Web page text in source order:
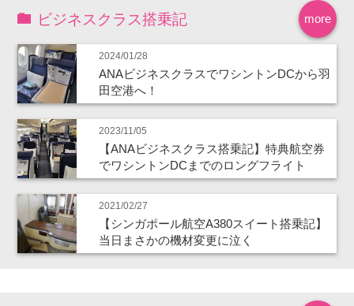
more
ビジネスクラス搭乗記
2024/01/28
ANAビジネスクラスでワシントンDCから羽
田空港へ！
2023/11/05
【ANAビジネスクラス搭乗記】特典航空券
でワシントンDCまでのロングフライト
2021/02/27
【シンガポール航空A380スイート搭乗記】
当日まさかの機材変更に泣く